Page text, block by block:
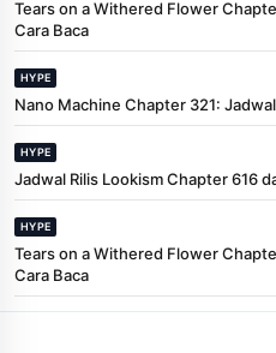
Tears on a Withered Flower
Cara Baca
HYPE
Nano Machine Chapter 321:
HYPE
Jadwal Rilis Lookism Chapter 616
HYPE
Tears on a Withered Flower
Cara Baca